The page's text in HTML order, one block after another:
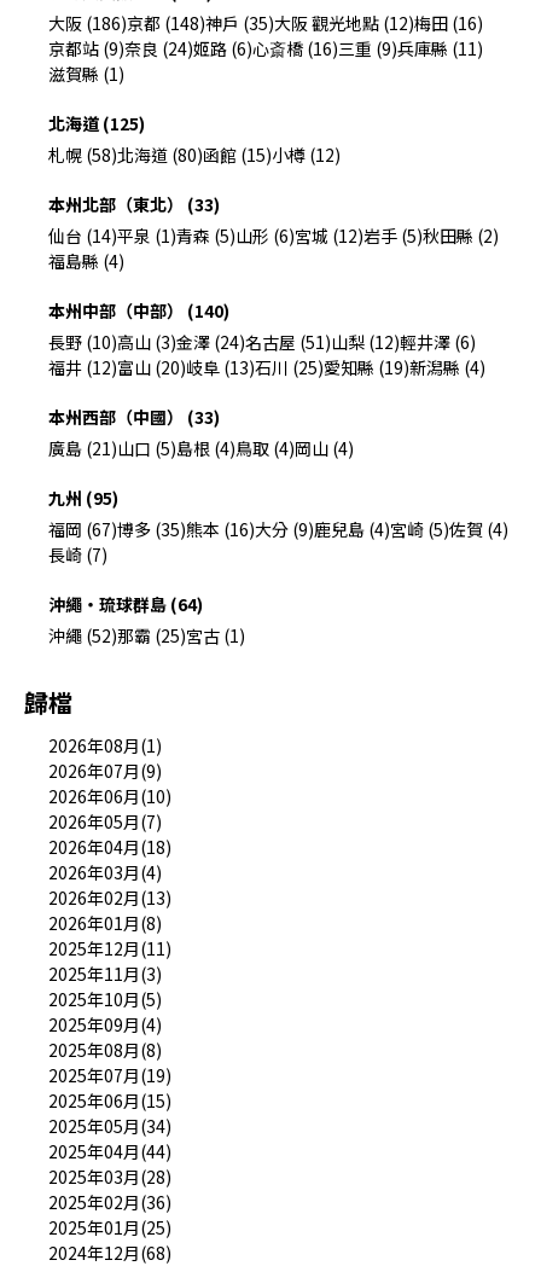
大阪 (186)京都 (148)神戶 (35)大阪 觀光地點 (12)梅田 (16)
京都站 (9)奈良 (24)姬路 (6)心斎橋 (16)三重 (9)兵庫縣 (11)
滋賀縣 (1)
北海道 (125)
札幌 (58)北海道 (80)函館 (15)小樽 (12)
本州北部（東北） (33)
仙台 (14)平泉 (1)青森 (5)山形 (6)宮城 (12)岩手 (5)秋田縣 (2)
福島縣 (4)
本州中部（中部） (140)
長野 (10)高山 (3)金澤 (24)名古屋 (51)山梨 (12)輕井澤 (6)
福井 (12)富山 (20)岐阜 (13)石川 (25)愛知縣 (19)新潟縣 (4)
本州西部（中國） (33)
廣島 (21)山口 (5)島根 (4)鳥取 (4)岡山 (4)
九州 (95)
福岡 (67)博多 (35)熊本 (16)大分 (9)鹿兒島 (4)宮崎 (5)佐賀 (4)
長崎 (7)
沖繩・琉球群島 (64)
沖繩 (52)那霸 (25)宮古 (1)
歸檔
2026年08月(1)
2026年07月(9)
2026年06月(10)
2026年05月(7)
2026年04月(18)
2026年03月(4)
2026年02月(13)
2026年01月(8)
2025年12月(11)
2025年11月(3)
2025年10月(5)
2025年09月(4)
2025年08月(8)
2025年07月(19)
2025年06月(15)
2025年05月(34)
2025年04月(44)
2025年03月(28)
2025年02月(36)
2025年01月(25)
2024年12月(68)